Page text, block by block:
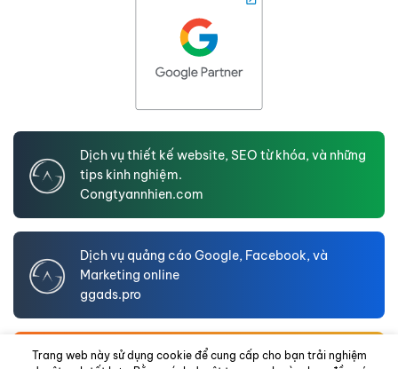
Dịch vụ thiết kế website, SEO từ khóa, và những
tips kinh nghiệm.
Congtyannhien.com
Dịch vụ quảng cáo Google, Facebook, và
Marketing online
ggads.pro
An Nhien LTD – Website hồ sơ năng lực doanh
Trang web này sử dụng cookie để cung cấp cho bạn trải nghiệm